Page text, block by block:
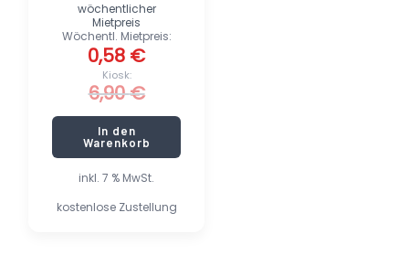
inkl. 7 % MwSt.
kostenlose Zustellung
Kiosk:
6,90€
Wöchentl. Mietpreis:
0,58 €
wöchentlicher
Mietpreis
In den
Warenkorb